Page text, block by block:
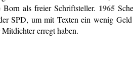
Born als freier Schriftsteller. 1965
SPD, um mit Texten ein wenig
erregt haben.